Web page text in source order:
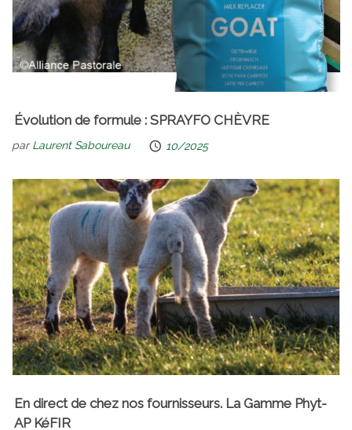
Évolution de formule : SPRAYFO CHÈVRE
parLaurent Saboureau 10/2025
En direct de chez nos fournisseurs. La Gamme Phyt-
AP KéFIR